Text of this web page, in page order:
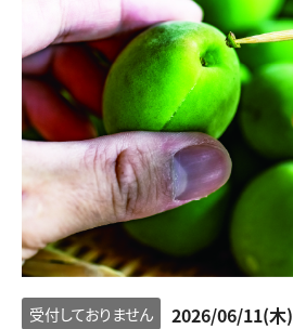
受付しておりません 2026/06/11(木)